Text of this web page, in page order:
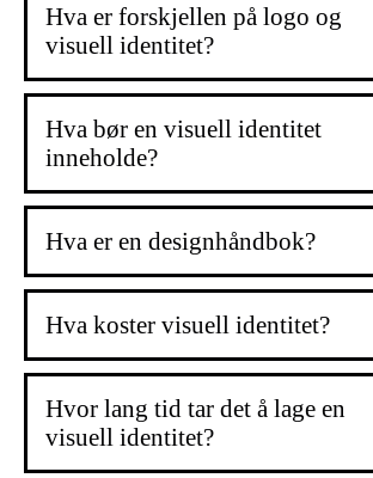
Hva er forskjellen på logo og
visuell identitet?
Hva bør en visuell identitet
inneholde?
Hva bør
visuell identitet inneholde?
Hva er en designhåndbok?
Hva bør en visuell identitet
Hva koster visuell identitet?
Hvor lang tid tar det å lage en
visuell identitet?